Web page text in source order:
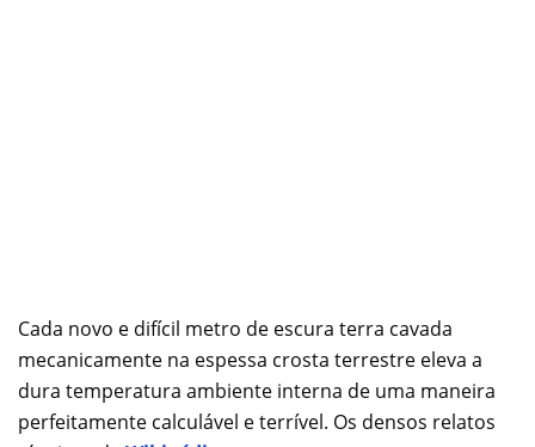
Cada novo e difícil metro de escura terra cavada
mecanicamente na espessa crosta terrestre eleva a
dura temperatura ambiente interna de uma maneira
perfeitamente calculável e terrível. Os densos relatos